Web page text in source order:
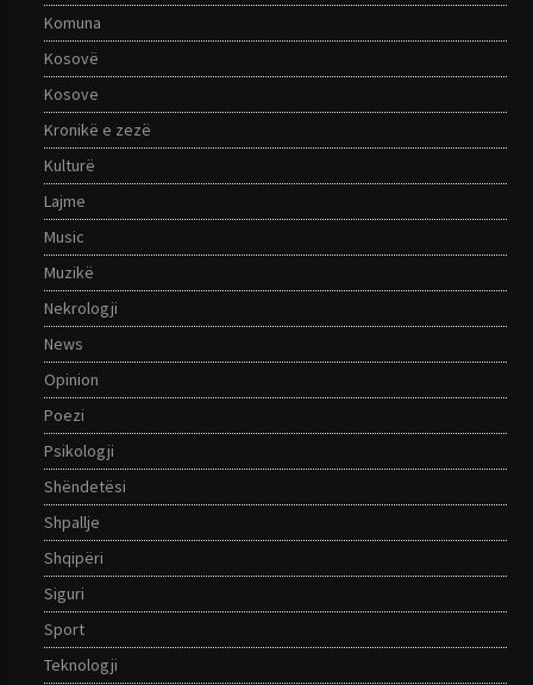
Komuna
Kosovë
Kosove
Kronikë e zezë
Kulturë
Lajme
Music
Muzikë
Nekrologji
News
Opinion
Poezi
Psikologji
Shëndetësi
Shpallje
Shqipëri
Siguri
Sport
Teknologji